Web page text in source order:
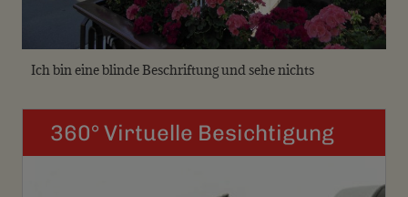
Ich bin eine blinde Beschriftung und sehe nichts
360° Virtuelle Besichtigung